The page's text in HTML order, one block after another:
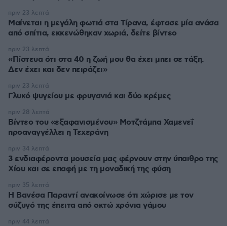
Μαίνεται η μεγάλη φωτιά στα Τίρανα, έφτασε μία ανάσα
από σπίτια, εκκενώθηκαν χωριά, δείτε βίντεο
πριν 23 λεπτά
«Πίστευα ότι στα 40 η ζωή μου θα έχει μπει σε τάξη.
Δεν έχει και δεν πειράζει»
πριν 23 λεπτά
Γλυκό ψυγείου με φρυγανιά και δύο κρέμες
πριν 23 λεπτά
Βίντεο του «εξαφανισμένου» Μοτζτάμπα Χαμενεΐ
προαναγγέλλει η Τεχεράνη
πριν 28 λεπτά
3 ενδιαφέροντα μουσεία μας φέρνουν στην ύπαιθρο της
Χίου και σε επαφή με τη μοναδική της φύση
πριν 34 λεπτά
Η Βανέσα Παραντί ανακοίνωσε ότι χώρισε με τον
σύζυγό της έπειτα από οκτώ χρόνια γάμου
πριν 35 λεπτά
πριν 44 λεπτά